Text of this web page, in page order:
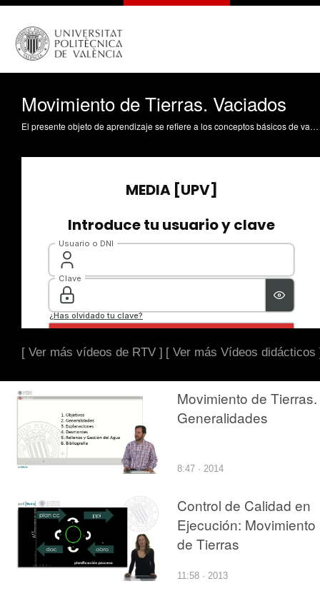
Movimiento de Tierras. Vaciados
El presente objeto de aprendizaje se refiere a los conceptos básicos de vaciados, diferenciando entre vaciados con estructura previa y sin estructura previa Ruiz Checa, JR. (2014). Movimiento de Tierras. Vaciados. https://riunet.upv.es/handle/10251/39780
[ Ver más vídeos de RTV ] [ Ver más Vídeos didácticos
Movimiento de Tierras.
Generalidades
8:47 · 2014
Control de Calidad en
Ejecución: Movimiento
de Tierras
11:58 · 2013